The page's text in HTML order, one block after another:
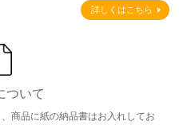
詳しくはこちら
ついて
商品に紙の納品書はお入れしてお